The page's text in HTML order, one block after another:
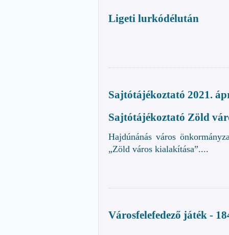
Ligeti lurkódélután
Sajtótájékoztató 2021.
Sajtótájékoztató Zöld
Hajdúnánás város
„Zöld város kialakítása”....
Városfelefedező játék -